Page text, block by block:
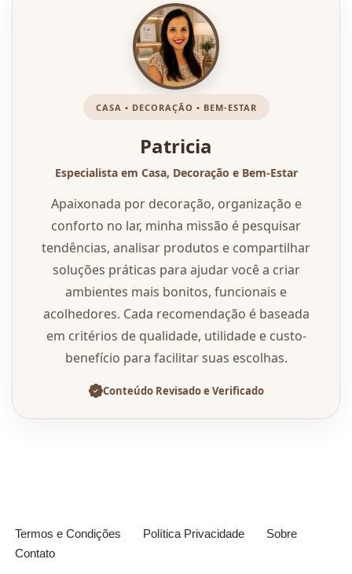
CASA • DECORAÇÃO • BEM-ESTAR
Patricia
Especialista em Casa, Decoração e Bem-Estar
Apaixonada por decoração, organização e
conforto no lar, minha missão é pesquisar
tendências, analisar produtos e compartilhar
soluções práticas para ajudar você a criar
ambientes mais bonitos, funcionais e
acolhedores. Cada recomendação é baseada
em critérios de qualidade, utilidade e custo-
benefício para facilitar suas escolhas.
Conteúdo Revisado e Verificado
Termos e Condições Política Privacidade
Sobre
Contato